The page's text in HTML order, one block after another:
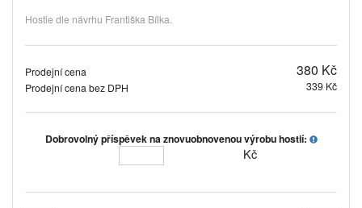
Hostie dle návrhu Františka Bílka.
Prodejní cena 380 Kč
Prodejní cena bez DPH 339 Kč
Dobrovolný příspěvek na znovuobnovenou výrobu hostií:
Kč